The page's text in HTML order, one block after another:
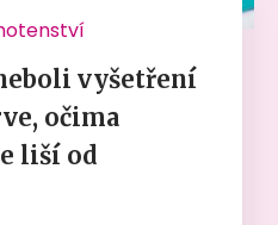
vyšetření
očima
liší od